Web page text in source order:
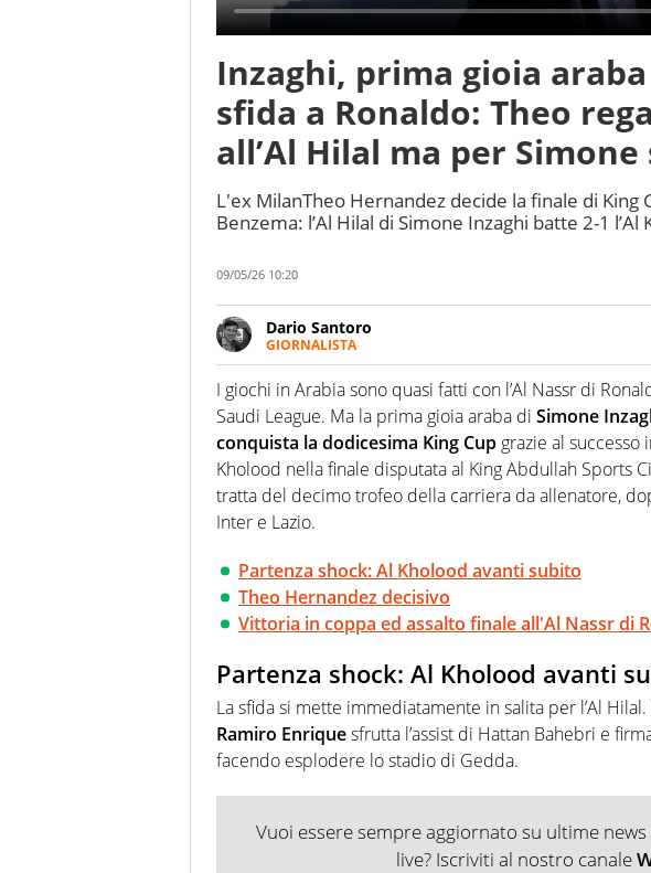
Inzaghi, prima gioia
sfida a Ronaldo: Theo
all’Al Hilal ma per
L'ex MilanTheo Hernandez decide la finale di King
Benzema: l’Al Hilal di Simone Inzaghi batte 2-1
09/05/26 10:20
Dario Santoro
GIORNALISTA
Scrive, commenta, racconta lo sport in tutte le
modo di concentrarsi sulle interviste ai grandi
I giochi in Arabia sono quasi fatti con l’Al Nassr di
Saudi League. Ma la prima gioia araba di Simone
conquista la dodicesima King Cup grazie al successo
Kholood nella finale disputata al King Abdullah Sports
tratta del decimo trofeo della carriera da allenatore,
Inter e Lazio.
Partenza shock: Al Kholood avanti subito
Theo Hernandez decisivo
Vittoria in coppa ed assalto finale all'Al Nassr di
Partenza shock: Al Kholood avanti
La sfida si mette immediatamente in salita per l’Al
Ramiro Enriquesfrutta l’assist di Hattan Bahebri e
facendo esplodere lo stadio di Gedda.
Vuoi essere sempre aggiornato su ultime
live? Iscriviti al nostro canale